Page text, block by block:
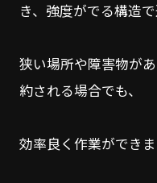
き、強度がでる構造
狭い場所や障害物が
約される場合でも、
効率良く作業ができま